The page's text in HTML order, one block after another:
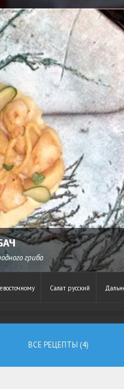
гриба
Салат русский
ВСЕ РЕЦЕПТЫ (4)